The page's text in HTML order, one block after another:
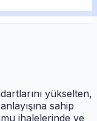
yükselten,
sahip
ihalelerinde ve